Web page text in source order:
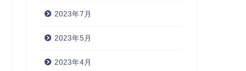
2023年7月
2023年5月
2023年4月